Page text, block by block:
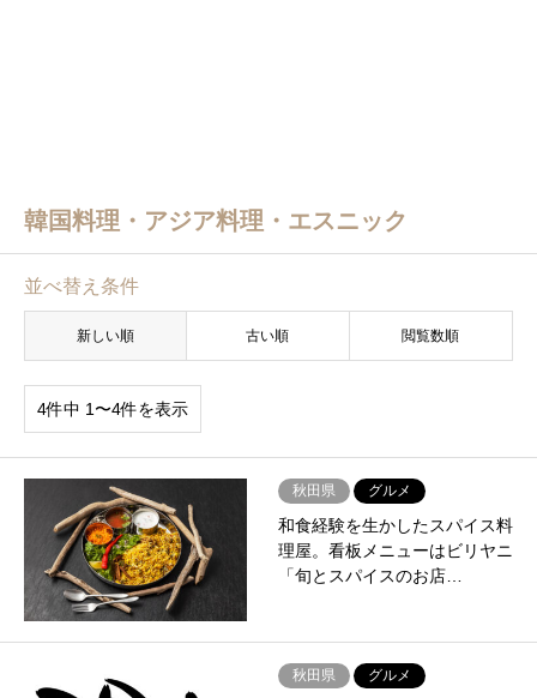
韓国料理・アジア料理・エスニック
並べ替え条件
新しい順 古い順 閲覧数順
4件中 1〜4件を表示
秋田県 グルメ
和食経験を生かしたスパイス料
理屋。看板メニューはビリヤニ
「旬とスパイスのお店…
秋田県 グルメ